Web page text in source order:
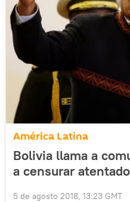
América Latina
Bolivia llama a
a censurar
5 de agosto 2018, 13:23 GMT